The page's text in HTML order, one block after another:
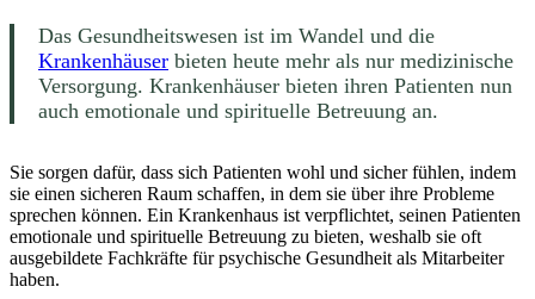
Das Gesundheitswesen ist im Wandel und die
Krankenhäuser bieten heute mehr als nur medizinische
Versorgung. Krankenhäuser bieten ihren Patienten nun
auch emotionale und spirituelle Betreuung an.
Sie sorgen dafür, dass sich Patienten wohl und sicher fühlen, indem
sie einen sicheren Raum schaffen, in dem sie über ihre Probleme
sprechen können. Ein Krankenhaus ist verpflichtet, seinen Patienten
emotionale und spirituelle Betreuung zu bieten, weshalb sie oft
ausgebildete Fachkräfte für psychische Gesundheit als Mitarbeiter
haben.